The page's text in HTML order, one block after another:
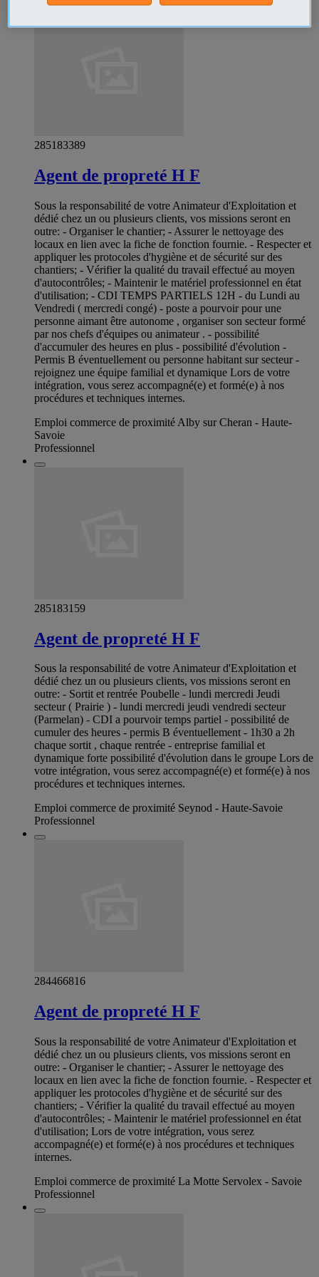
285183389
Agent de propreté H F
Sous la responsabilité de votre Animateur d'Exploitation et
dédié chez un ou plusieurs clients, vos missions seront en
outre: - Organiser le chantier; - Assurer le nettoyage des
locaux en lien avec la fiche de fonction fournie. - Respecter et
appliquer les protocoles d'hygiène et de sécurité sur des
chantiers; - Vérifier la qualité du travail effectué au moyen
d'autocontrôles; - Maintenir le matériel professionnel en état
d'utilisation; - CDI TEMPS PARTIELS 12H - du Lundi au
Vendredi ( mercredi congé) - poste a pourvoir pour une
personne aimant être autonome , organiser son secteur formé
par nos chefs d'équipes ou animateur . - possibilité
d'accumuler des heures en plus - possibilité d'évolution -
Permis B éventuellement ou personne habitant sur secteur -
rejoignez une équipe familial et dynamique Lors de votre
intégration, vous serez accompagné(e) et formé(e) à nos
procédures et techniques internes.
Emploi commerce de proximité Alby sur Cheran - Haute-
Savoie
Professionnel
285183159
Agent de propreté H F
Sous la responsabilité de votre Animateur d'Exploitation et
dédié chez un ou plusieurs clients, vos missions seront en
outre: - Sortit et rentrée Poubelle - lundi mercredi Jeudi
secteur ( Prairie ) - lundi mercredi jeudi vendredi secteur
(Parmelan) - CDI a pourvoir temps partiel - possibilité de
cumuler des heures - permis B éventuellement - 1h30 a 2h
chaque sortit , chaque rentrée - entreprise familial et
dynamique forte possibilité d'évolution dans le groupe Lors de
votre intégration, vous serez accompagné(e) et formé(e) à nos
procédures et techniques internes.
Emploi commerce de proximité Seynod - Haute-Savoie
Professionnel
284466816
Agent de propreté H F
Sous la responsabilité de votre Animateur d'Exploitation et
dédié chez un ou plusieurs clients, vos missions seront en
outre: - Organiser le chantier; - Assurer le nettoyage des
locaux en lien avec la fiche de fonction fournie. - Respecter et
appliquer les protocoles d'hygiène et de sécurité sur des
chantiers; - Vérifier la qualité du travail effectué au moyen
d'autocontrôles; - Maintenir le matériel professionnel en état
d'utilisation; Lors de votre intégration, vous serez
accompagné(e) et formé(e) à nos procédures et techniques
internes.
Emploi commerce de proximité La Motte Servolex - Savoie
Professionnel